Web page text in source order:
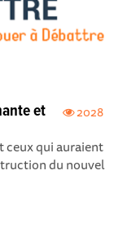
2028
et
ceux qui auraient
du nouvel